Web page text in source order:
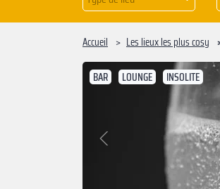
Accueil Les lieux les plus cosy
BAR LOUNGE INSOLITE
Précédent